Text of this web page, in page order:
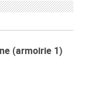
(armoirie 1)